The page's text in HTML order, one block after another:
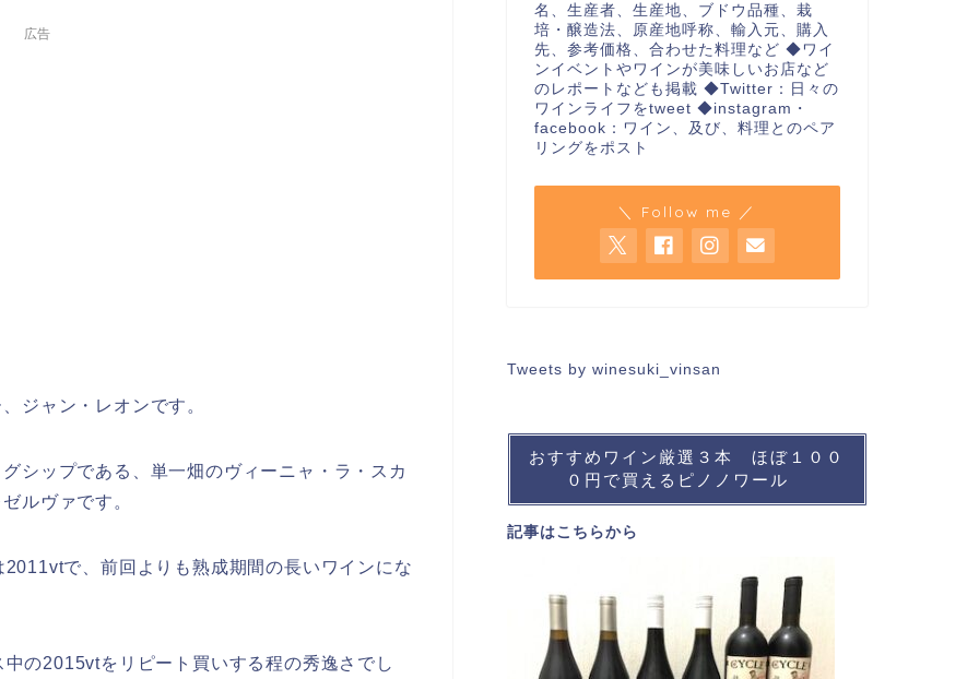
広告
ジャン・レオンです。
シップである、単一畑のヴィーニャ・ラ・スカ
ルヴァです。
で、前回よりも熟成期間の長いワインにな
の2015vtをリピート買いする程の秀逸さでし
名、生産者、生産地、ブドウ品種、栽
培・醸造法、原産地呼称、輸入元、購入
先、参考価格、合わせた料理など ◆ワイ
ンイベントやワインが美味しいお店など
のレポートなども掲載 ◆Twitter：日々の
ワインライフをtweet ◆instagram・
facebook：ワイン、及び、料理とのペア
リングをポスト
＼ Follow me ／
Tweets by winesuki_vinsan
おすすめワイン厳選３本 ほぼ１００
０円で買えるピノノワール
記事はこちらから